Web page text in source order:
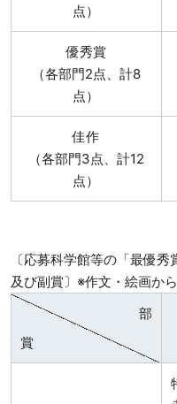
点）
優秀賞
（各部門2点、計8
点）
佳作
（各部門3点、計12
点）
〔応募科学館等の「最優
及び副賞〕※作文・絵画か
部
賞